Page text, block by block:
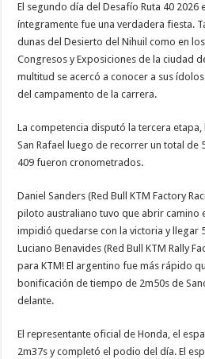
El segundo día del Desafío Ruta 40
íntegramente fue una verdadera fiesta.
dunas del Desierto del Nihuil como en
Congresos y Exposiciones de la ciudad
multitud se acercó a conocer a sus
del campamento de la carrera.
La competencia disputó la tercera etapa,
San Rafael luego de recorrer un total de
409 fueron cronometrados.
Daniel Sanders (Red Bull KTM Factory
piloto australiano tuvo que abrir camino
impidió quedarse con la victoria y llegar
Luciano Benavides (Red Bull KTM Rally
para KTM! El argentino fue más rápido
bonificación de tiempo de 2m50s de
delante.
El representante oficial de Honda, el
2m37s y completó el podio del día. El